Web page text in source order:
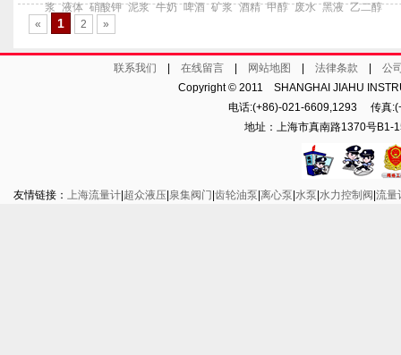
浆 液体 硝酸钾 泥浆 牛奶 啤酒 矿浆 酒精 甲醇 废水 黑液 乙二醇
«
1 2 »
联系我们 在线留言 网站地图 法律条款
公
Copyright © 2011 SHANGHAI JIAHU
电话:(+86)-021-6609,1293 传真
地址：上海市真南路1370号B1-
友情链接： 上海流量计 超众液压 泉集阀门 齿轮油泵 离心泵 水泵 水力控制阀 流量